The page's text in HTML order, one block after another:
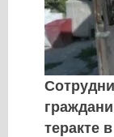
теракте